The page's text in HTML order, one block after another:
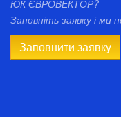
ЮК ЄВРОВЕКТОР?
Заповніть заявку і ми
Заповнити заявку